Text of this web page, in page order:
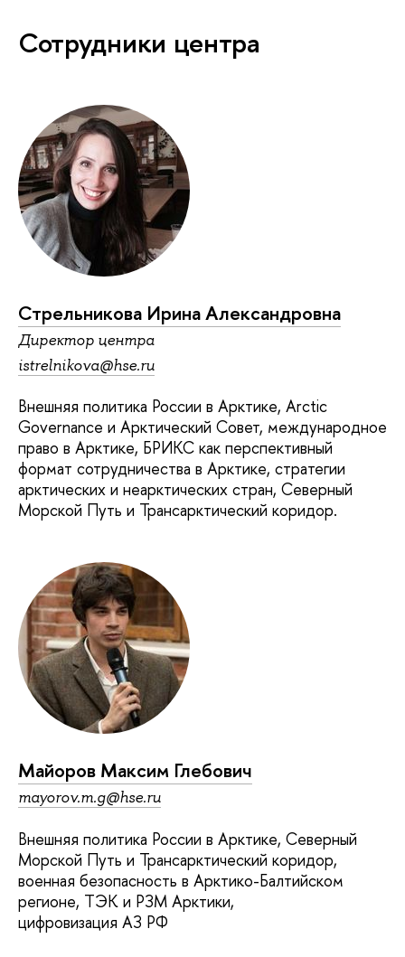
Сотрудники центра
Стрельникова Ирина Александровна
Директор центра
istrelnikova@hse.ru
Внешняя политика России в Арктике, Arctic
Governance и Арктический Совет, международное
право в Арктике, БРИКС как перспективный
формат сотрудничества в Арктике, стратегии
арктических и неарктических стран, Северный
Морской Путь и Трансарктический коридор.
Майоров Максим Глебович
mayorov.m.g@hse.ru
Внешняя политика России в Арктике, Северный
Морской Путь и Трансарктический коридор,
военная безопасность в Арктико-Балтийском
регионе, ТЭК и РЗМ Арктики,
цифровизация АЗ РФ